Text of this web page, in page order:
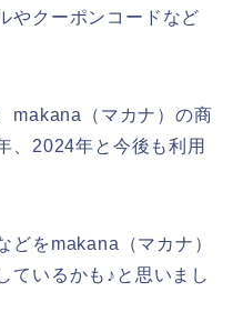
やクーポンコードなど
makana（マカナ）の商
、2024年と今後も利用
どをmakana（マカナ）
ているかも♪と思いまし